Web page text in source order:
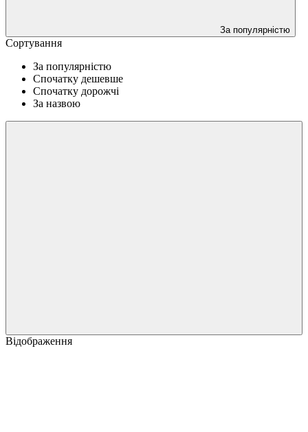
За популярністю
Сортування
За популярністю
Спочатку дешевше
Спочатку дорожчі
За назвою
Відображення